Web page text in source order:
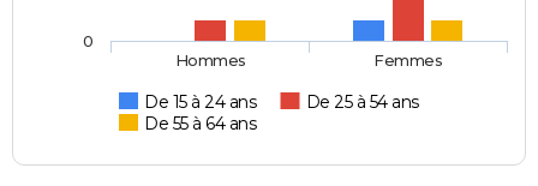
De 15 à 24 ans
De 25 à 54 ans
De 55 à 64 ans
Hommes Femmes
0